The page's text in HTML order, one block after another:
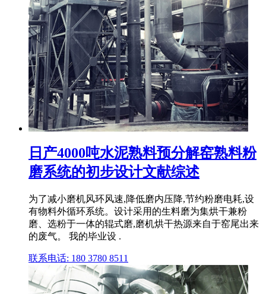
日产4000吨水泥熟料预分解窑熟料粉
磨系统的初步设计文献综述
为了减小磨机风环风速,降低磨内压降,节约粉磨电耗,设
有物料外循环系统。设计采用的生料磨为集烘干兼粉
磨、选粉于一体的辊式磨,磨机烘干热源来自于窑尾出来
的废气。 我的毕业设 .
联系电话: 180 3780 8511